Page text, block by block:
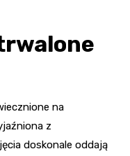
na
z
doskonale oddają